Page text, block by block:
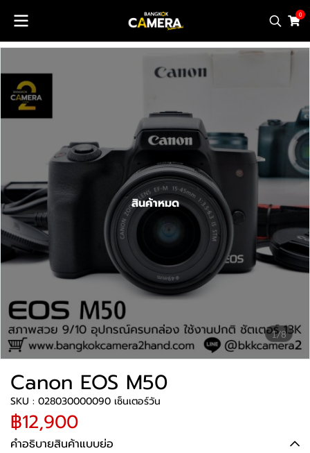
0
1/8
สินค้าหมด
Canon EOS M50
SKU : 028030000090 เซ็นเตอร์วัน
฿12,900
คำอธิบายสินค้าแบบย่อ